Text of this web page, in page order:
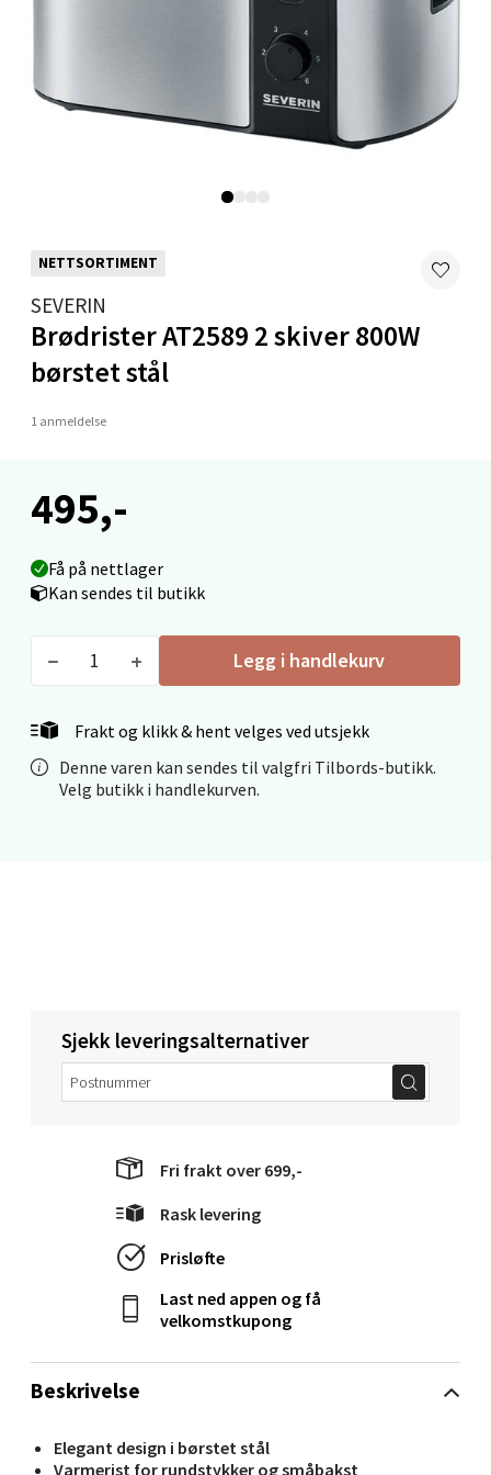
NETTSORTIMENT
SEVERIN
Brødrister AT2589 2 skiver 800W
børstet stål
1 anmeldelse
495,-
Få på nettlager
Kan sendes til butikk
Legg i handlekurv
Frakt og klikk & hent velges ved utsjekk
Denne varen kan sendes til valgfri Tilbords-butikk.
Velg butikk i handlekurven.
Beskrivelse
Elegant design i børstet stål
Varmerist for rundstykker og småbakst
Sjekk leveringsalternativer
Fri frakt over 699,-
Rask levering
Prisløfte
Last ned appen og få
velkomstkupong
Mo i Rana - Thon Senter Mo i Rana
Fridtjof Nansensgate 22, 8622 Mo i Rana
Åpent i dag 09-19
Ålesund - Thon Senter Moa
Langelandsvegen 25, 6010 Ålesund
0 i butikk
Molde - Moldetorget
Åpent i dag 10-20
Velg
Bergen - Oasen Senter
Folke Bernadottes vei 52, 5147 Fyllingsdalen
0 i butikk
Oppdal - Aunasenteret